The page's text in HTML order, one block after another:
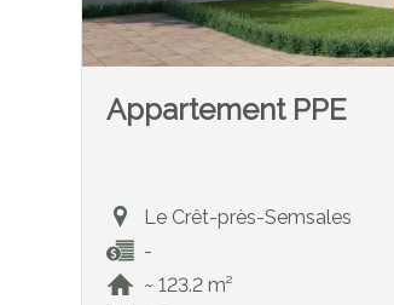
Appartement PPE
Le Crêt-près-Semsales
-
~ 123.2 m²